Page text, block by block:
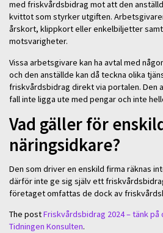
med friskvårdsbidrag mot att den
kvittot som styrker utgiften.
årskort, klippkort eller enkelbiljetter
motsvarigheter.
Vissa arbetsgivare kan ha avtal med
och den anställde kan då teckna olika
friskvårdsbidrag direkt via portalen. Den
fall inte ligga ute med pengar och inte
Vad gäller för
näringsidkare?
Den som driver en enskild firma räknas
därför inte ge sig själv ett
företaget omfattas de dock av
The postFriskvårdsbidrag 2024 – tänk på
Tidningen Konsulten.